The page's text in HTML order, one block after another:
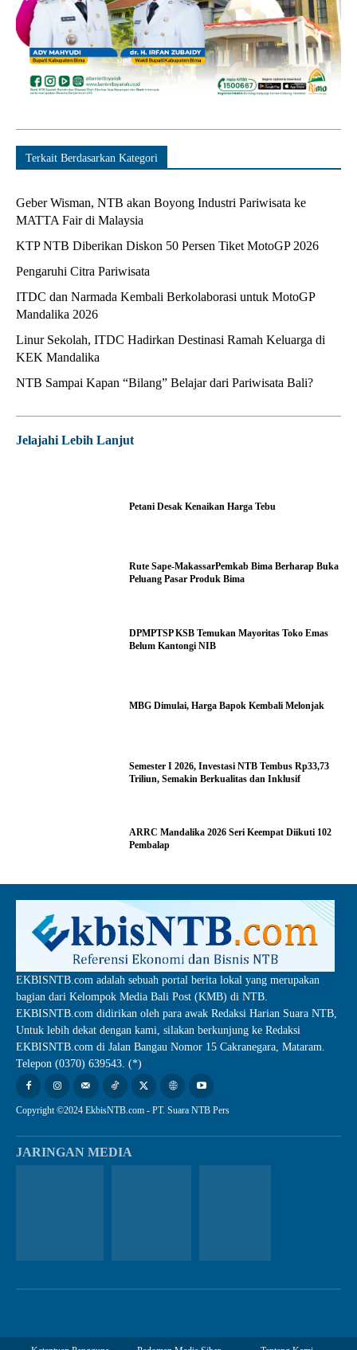
Terkait Berdasarkan Kategori
Geber Wisman, NTB akan Boyong Industri Pariwisata ke
MATTA Fair di Malaysia
KTP NTB Diberikan Diskon 50 Persen Tiket MotoGP 2026
Pengaruhi Citra Pariwisata
ITDC dan Narmada Kembali Berkolaborasi untuk MotoGP
Mandalika 2026
Linur Sekolah, ITDC Hadirkan Destinasi Ramah Keluarga di
KEK Mandalika
NTB Sampai Kapan “Bilang” Belajar dari Pariwisata Bali?
Jelajahi Lebih Lanjut
Petani Desak Kenaikan Harga Tebu
Rute Sape-MakassarPemkab Bima Berharap Buka
Peluang Pasar Produk Bima
DPMPTSP KSB Temukan Mayoritas Toko Emas
Belum Kantongi NIB
MBG Dimulai, Harga Bapok Kembali Melonjak
Semester I 2026, Investasi NTB Tembus Rp33,73
Triliun, Semakin Berkualitas dan Inklusif
ARRC Mandalika 2026 Seri Keempat Diikuti 102
Pembalap
EKBISNTB.com adalah sebuah portal berita lokal yang merupakan
bagian dari Kelompok Media Bali Post (KMB) di NTB.
EKBISNTB.com didirikan oleh para awak Redaksi Harian Suara NTB,
Untuk lebih dekat dengan kami, silakan berkunjung ke Redaksi
EKBISNTB.com di Jalan Bangau Nomor 15 Cakranegara, Mataram.
Telepon (0370) 639543. (*)
Copyright ©2024 EkbisNTB.com - PT. Suara NTB Pers
JARINGAN MEDIA